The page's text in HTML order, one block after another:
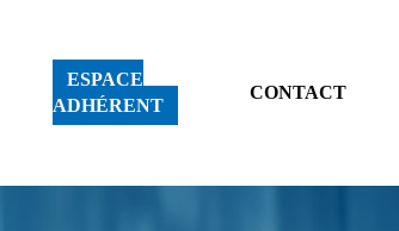
ESPACE
ADHÉRENT
CONTACT